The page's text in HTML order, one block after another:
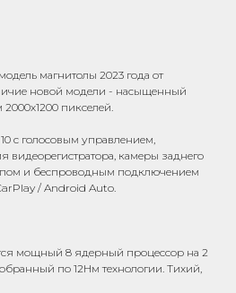
магнитолы 2023 года от
новой модели - насыщенный
пикселей.
с голосовым управлением,
камеры заднего
и беспроводным подключением
/ Android Auto.
мощный 8 ядерный процессор на 2
по 12Нм технологии. Тихий,